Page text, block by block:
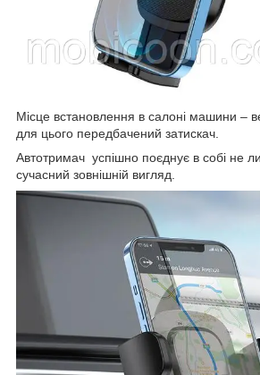
Місце встановлення в салоні машини –
для цього передбачений затискач.
Автотримач успішно поєднує в собі не
сучасний зовнішній вигляд.